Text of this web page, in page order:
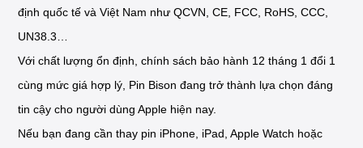
định quốc tế và Việt Nam như QCVN, CE, FCC, RoHS, CCC,
UN38.3…
Với chất lượng ổn định, chính sách bảo hành 12 tháng 1 đổi 1
cùng mức giá hợp lý, Pin Bison đang trở thành lựa chọn đáng
tin cậy cho người dùng Apple hiện nay.
Nếu bạn đang cần thay pin iPhone, iPad, Apple Watch hoặc